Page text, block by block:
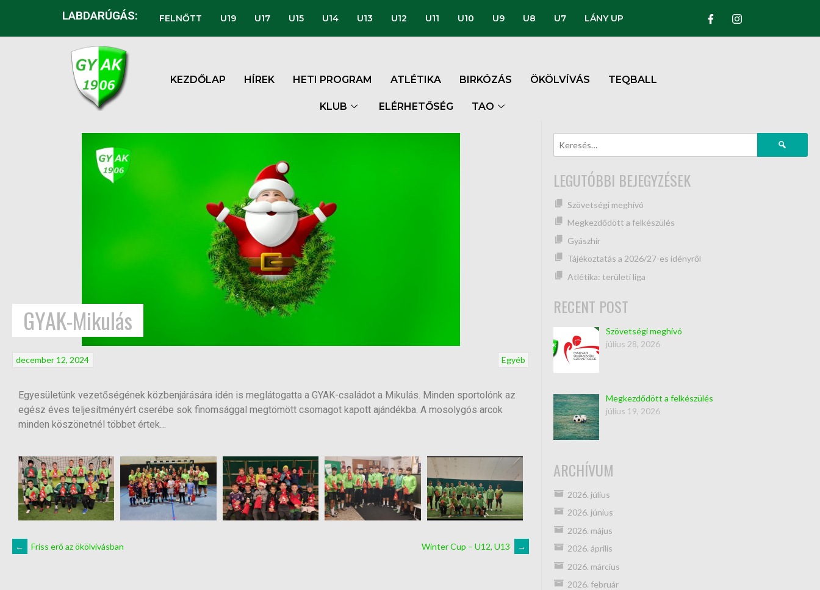
LABDARÚGÁS: FELNŐTT U19 U17 U15 U14 U13 U12 U11 U10 U9 U8 U7 LÁNY UP
KEZDŐLAP HÍREK HETI PROGRAM ATLÉTIKA BIRKÓZÁS ÖKÖLVÍVÁS TEQBALL
KLUB ELÉRHETŐSÉG TAO
GYAK-Mikulás
Egyéb
december 12, 2024
Egyesületünk vezetőségének közbenjárására idén is meglátogatta a GYAK-családot a Mikulás. Minden sportolónk az
egész éves teljesítményért cserébe sok finomsággal megtömött csomagot kapott ajándékba. A mosolygós arcok
minden köszönetnél többet értek…
← Friss erő az ökölvívásban Winter Cup – U12, U13 →
LEGUTÓBBI BEJEGYZÉSEK
Szövetségi meghívó
Megkezdődött a felkészülés
Gyászhír
Tájékoztatás a 2026/27-es idényről
Atlétika: területi liga
RECENT POST
Szövetségi meghívó
július 28, 2026
Megkezdődött a felkészülés
július 19, 2026
ARCHÍVUM
2026. július
2026. június
2026. május
2026. április
2026. március
2026. február